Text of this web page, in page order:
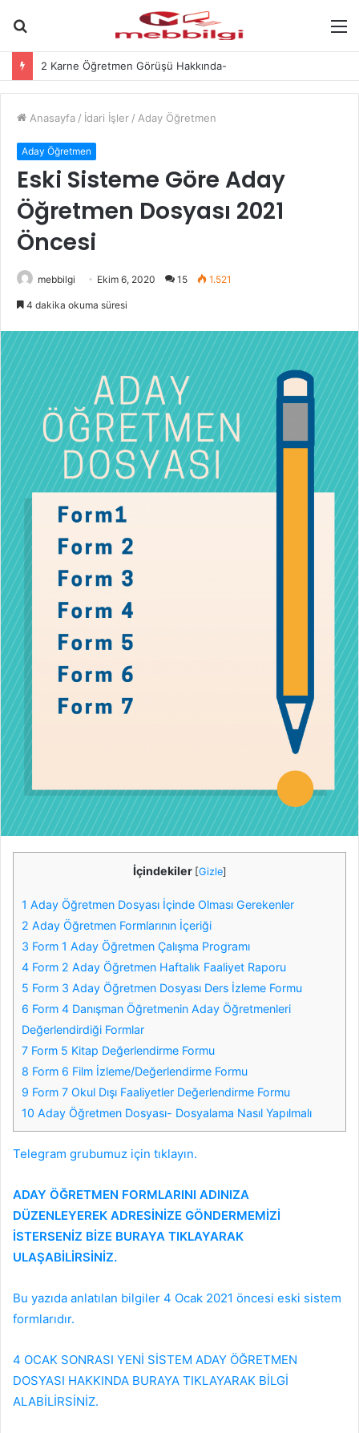
yap
2 Karne Öğretmen Görüşü Hakkında-
Anasayfa / İdari İşler / Aday Öğretmen
Aday Öğretmen
Eski Sisteme Göre Aday
Öğretmen Dosyası 2021
Öncesi
mebbilgi Ekim 6, 2020 15 1.521
4 dakika okuma süresi
İçindekiler [Gizle]
1 Aday Öğretmen Dosyası İçinde Olması Gerekenler
2 Aday Öğretmen Formlarının İçeriği
3 Form 1 Aday Öğretmen Çalışma Programı
4 Form 2 Aday Öğretmen Haftalık Faaliyet Raporu
5 Form 3 Aday Öğretmen Dosyası Ders İzleme Formu
6 Form 4 Danışman Öğretmenin Aday Öğretmenleri
Değerlendirdiği Formlar
7 Form 5 Kitap Değerlendirme Formu
8 Form 6 Film İzleme/Değerlendirme Formu
9 Form 7 Okul Dışı Faaliyetler Değerlendirme Formu
10 Aday Öğretmen Dosyası- Dosyalama Nasıl Yapılmalı
Telegram grubumuz için tıklayın.
ADAY ÖĞRETMEN FORMLARINI ADINIZA
DÜZENLEYEREK ADRESİNİZE GÖNDERMEMİZİ
İSTERSENİZ BİZE BURAYA TIKLAYARAK
ULAŞABİLİRSİNİZ.
Bu yazıda anlatılan bilgiler 4 Ocak 2021 öncesi eski sistem
formlarıdır.
4 OCAK SONRASI YENİ SİSTEM ADAY ÖĞRETMEN
DOSYASI HAKKINDA BURAYA TIKLAYARAK BİLGİ
ALABİLİRSİNİZ.